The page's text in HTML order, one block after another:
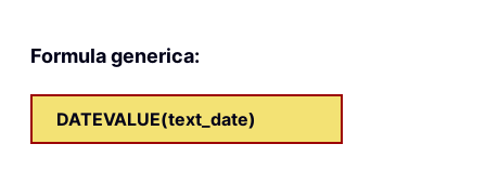
Formula generica:
DATEVALUE(text_date)